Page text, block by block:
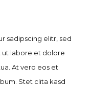
sadipscing elitr, sed
ut labore et dolore
At vero eos et
Stet clita kasd